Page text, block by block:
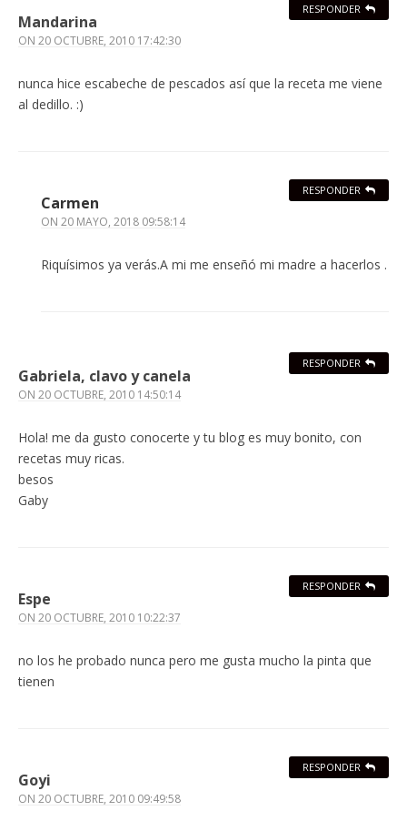
Mandarina
ON 20 OCTUBRE, 2010 17:42:30
nunca hice escabeche de pescados así que la receta me viene
al dedillo. :)
RESPONDER
Carmen
ON 20 MAYO, 2018 09:58:14
Riquísimos ya verás.A mi me enseñó mi madre a hacerlos .
RESPONDER
Gabriela, clavo y canela
ON 20 OCTUBRE, 2010 14:50:14
Hola! me da gusto conocerte y tu blog es muy bonito, con
recetas muy ricas.
besos
Gaby
RESPONDER
Espe
ON 20 OCTUBRE, 2010 10:22:37
no los he probado nunca pero me gusta mucho la pinta que
tienen
RESPONDER
Goyi
ON 20 OCTUBRE, 2010 09:49:58
RESPONDER